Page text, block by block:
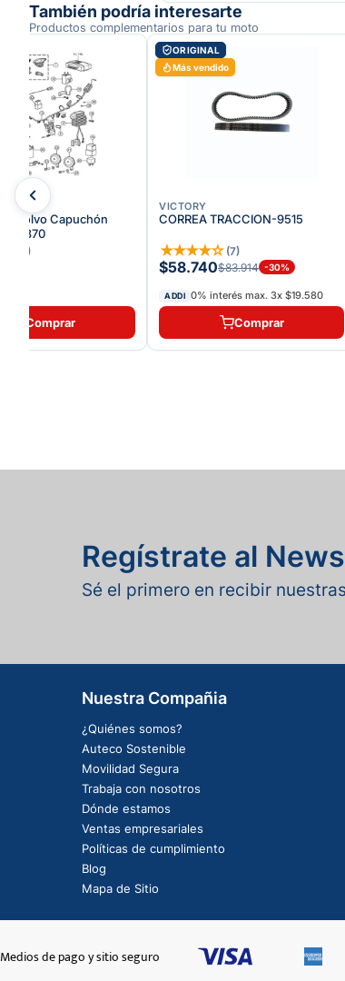
También podría interesarte
Productos complementarios para tu moto
Capuchón
)
Comprar
ORIGINAL
Más vendido
VICTORY
CORREA TRACCION-9515
★★★★☆ (7)
$58.740$83.914 -30%
ADDI 0% interés max. 3x $19.580
Comprar
Regístrate al
Sé el primero en recibir
Nuestra Compañia
¿Quiénes somos?
Auteco Sostenible
Movilidad Segura
Trabaja con nosotros
Dónde estamos
Ventas empresariales
Políticas de cumplimiento
Blog
Mapa de Sitio
Medios de pago y sitio seguro